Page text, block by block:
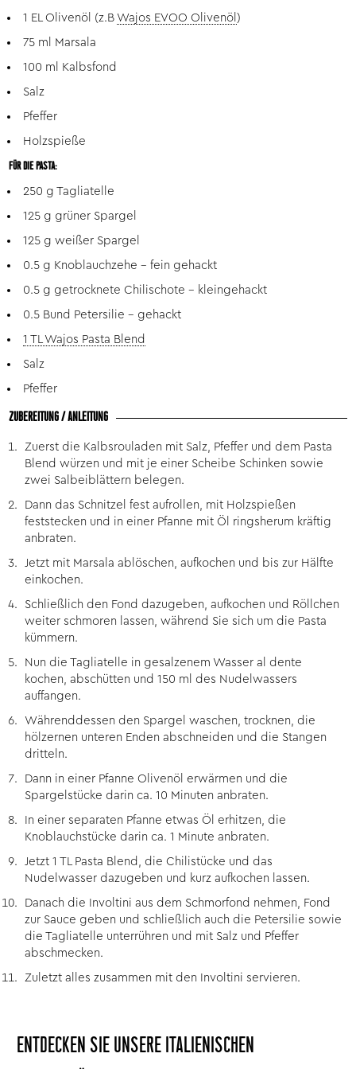
1 EL Olivenöl (z.B Wajos EVOO Olivenöl )
75 ml Marsala
100 ml Kalbsfond
Salz
Pfeffer
Holzspieße
FÜR DIE PASTA:
250 g Tagliatelle
125 g grüner Spargel
125 g weißer Spargel
0.5 g Knoblauchzehe - fein gehackt
0.5 g getrocknete Chilischote - kleingehackt
0.5 Bund Petersilie - gehackt
1 TL Wajos Pasta Blend
Salz
Pfeffer
ZUBEREITUNG / ANLEITUNG
Zuerst die Kalbsrouladen mit Salz, Pfeffer und dem Pasta
Blend würzen und mit je einer Scheibe Schinken sowie
zwei Salbeiblättern belegen.
Dann das Schnitzel fest aufrollen, mit Holzspießen
feststecken und in einer Pfanne mit Öl ringsherum kräftig
anbraten.
Jetzt mit Marsala ablöschen, aufkochen und bis zur Hälfte
einkochen.
Schließlich den Fond dazugeben, aufkochen und Röllchen
weiter schmoren lassen, während Sie sich um die Pasta
kümmern.
Nun die Tagliatelle in gesalzenem Wasser al dente
kochen, abschütten und 150 ml des Nudelwassers
auffangen.
Währenddessen den Spargel waschen, trocknen, die
hölzernen unteren Enden abschneiden und die Stangen
dritteln.
Dann in einer Pfanne Olivenöl erwärmen und die
Spargelstücke darin ca. 10 Minuten anbraten.
In einer separaten Pfanne etwas Öl erhitzen, die
Knoblauchstücke darin ca. 1 Minute anbraten.
Jetzt 1 TL Pasta Blend, die Chilistücke und das
Nudelwasser dazugeben und kurz aufkochen lassen.
Danach die Involtini aus dem Schmorfond nehmen, Fond
zur Sauce geben und schließlich auch die Petersilie sowie
die Tagliatelle unterrühren und mit Salz und Pfeffer
abschmecken.
Zuletzt alles zusammen mit den Involtini servieren.
ENTDECKEN SIE UNSERE ITALIENISCHEN